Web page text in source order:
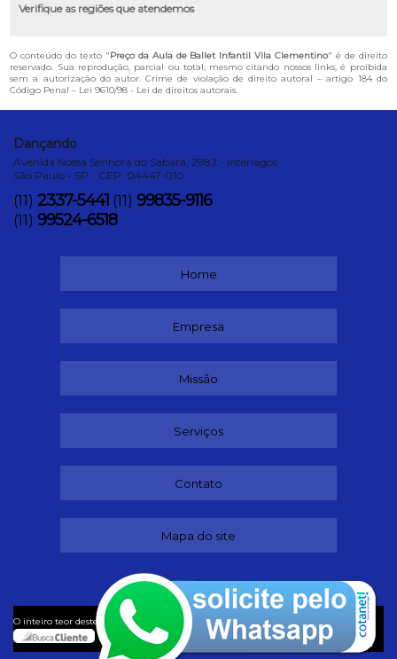
Verifique as regiões que atendemos
O conteúdo do texto "Preço da Aula de Ballet Infantil Vila Clementino" é de direito
reservado. Sua reprodução, parcial ou total, mesmo citando nossos links, é proibida
sem a autorização do autor. Crime de violação de direito autoral – artigo 184 do
Código Penal – Lei 9610/98 - Lei de direitos autorais.
Dançando
Avenida Nossa Senhora do Sabará, 2982 - Interlagos
São Paulo - SP - CEP: 04447-010
(11) 2337-5441 (11) 99835-9116
(11) 99524-6518
Home
Empresa
Missão
Serviços
Contato
Mapa do site
O inteiro teor deste site está sujeito à proteção de direitos autorais. Copyright
Dançando (Lei 9610 de 19/02/1998)